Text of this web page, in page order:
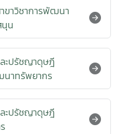
ขาวิชาการพัฒนา
น
ะปรัชญาดุษฎี
นาทรัพยากร
ะปรัชญาดุษฎี